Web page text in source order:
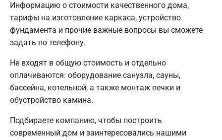
Информацию о стоимости качественного дома,
тарифы на изготовление каркаса, устройство
фундамента и прочие важные вопросы вы сможете
задать по телефону.
Не входят в общую стоимость и отдельно
оплачиваются: оборудование санузла, сауны,
бассейна, котельной, а также монтаж печки и
обустройство камина.
Подбираете компанию, чтобы построить
современный дом и заинтересовались нашими